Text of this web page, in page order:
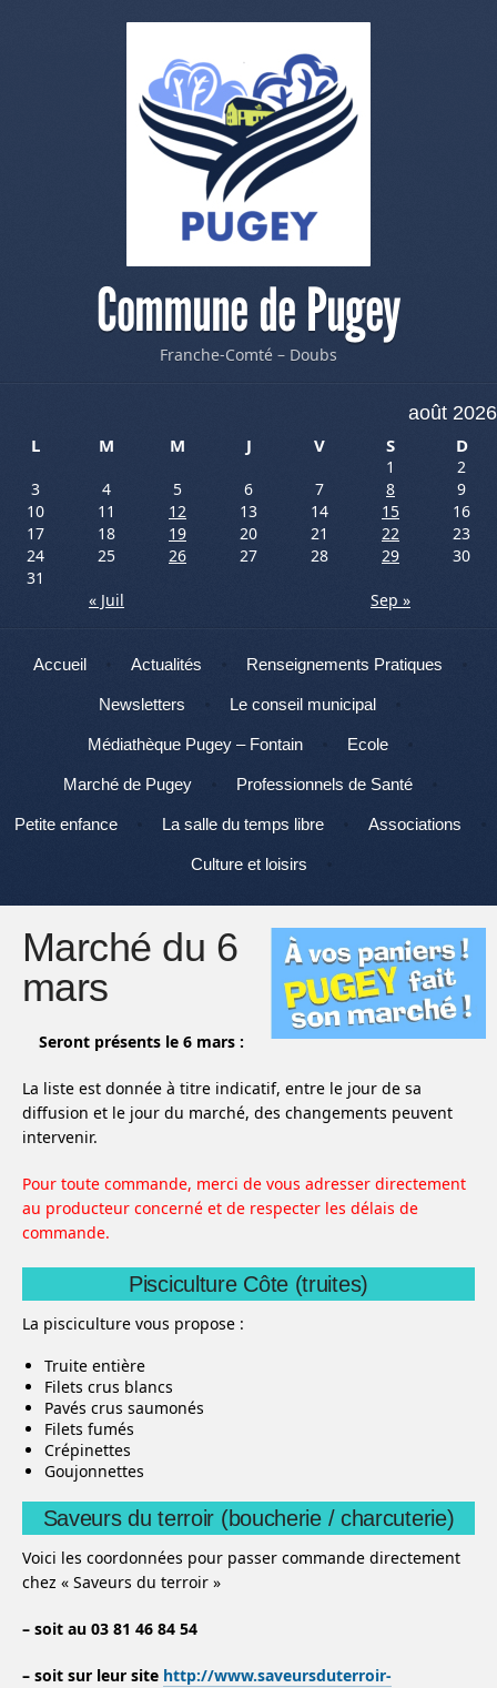
Commune de Pugey
Franche-Comté – Doubs
août 2026
L
M M J V S D
1
2
3
4 5 6 7 8
9
10
11 12 13 14 15
16
17
18 19 20 21 22
23
24
25 26 27 28 29
30
31
« Juil
Sep »
Menu
Aller au contenu
Accueil Actualités Renseignements Pratiques
Newsletters Le conseil municipal
Médiathèque Pugey – Fontain Ecole
Marché de Pugey Professionnels de Santé
Petite enfance La salle du temps libre Associations
Culture et loisirs
Marché du 6
mars
Seront présents le 6 mars :
La liste est donnée à titre indicatif, entre le jour de sa
diffusion et le jour du marché, des changements peuvent
intervenir.
Pour toute commande, merci de vous adresser directement
au producteur concerné et de respecter les délais de
commande.
Pisciculture Côte (truites)
La pisciculture vous propose :
Truite entière
Filets crus blancs
Pavés crus saumonés
Filets fumés
Crépinettes
Goujonnettes
Saveurs du terroir (boucherie / charcuterie)
Voici les coordonnées pour passer commande directement
chez « Saveurs du terroir »
– soit au 03 81 46 84 54
– soit sur leur site http://www.saveursduterroir-